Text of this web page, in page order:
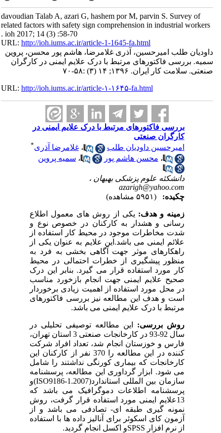
davoudian Talab A, azari G, hashem por M, parvin S. Survey of
related factors with safety sign comprehension in industrial workers
. ioh 2017; 14 (3) :58-70
URL:http://ioh.iums.ac.ir/article-1-1645-fa.html
داودیان طلب امیرحسین، آذری غلامرضا، هاشم پور محسن، پروین
سمیه. بررسی فاکتورهای مرتبط با درک علایم ایمنی در کارگران
صنعتی. سلامت كار ايران. ۱۳۹۶; ۱۴ (۳) :۵۸-۷۰
URL:http://ioh.iums.ac.ir/article-۱-۱۶۴۵-fa.html
بررسی فاکتورهای مرتبط با درک علایم ایمنی در
کارگران صنعتی
امیرحسین داودیان طلب
،غلامرضا آذری*
،محسن هاشم پور ،سمیه پروین
دانشکئه علوم پزشکی بهبهان ،
azarigh@yahoo.com
چکیده:
زمینه و هدف:یکی از روش های معمول اطلاع
رسانی و هشدار به کارکنان در خصوص نوع و
شدت مخاطرات موجود در محیط کار استفاده از
علائم ایمنی می باشد.این علایم به عنوان یکی از
راهکارهای موثر جهت آگاهی بخشی به فرد به
منظور پیشگیری از خطرات احتمالی در محیط
کار مورد استفاده قرار می گیرد. بنابر این درک
صحیح علایم ایمنی جهت انجام بازخورد مناسب
در محل مورد استفاده از اهمیت زیادی برخوردار
است و هدف این مطالعه نیز بررسی فاکتورهای
مرتبط با درک علایم ایمنی می باشد.
روش بررسی: این مطالعه توصیفی تحلیلی در
سال 92-93 در کارخانجات صنعتی 3 استان تهران،
فارس و خوزستان انجام شد، تعداد افراد شرکت
کننده در این مطالعه را 370 نفر از کارکنان این
کارخانجات که بیماری کورنگی نداشتند را شامل
می شود. ابزار گرداوری این مطالعه، پرسشنامه
سازمان بین المللی استاندارد(ISO9186-1.2007)و
پرسشنامه اطلاعات دموگرافیک می باشد که
13علایم ایمنی مورد استفاده قرار گرفت، روش
نمونه گیری طبقه ای- تصادفی می باشد و از
آزمون کای اسکوئر برای آنالیز داده ها با استفاده
از نرم افزار SPSSو اکسل انجام گردید.